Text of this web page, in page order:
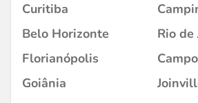
Curitiba
Belo Horizonte
Rio de
Florianópolis
Goiânia